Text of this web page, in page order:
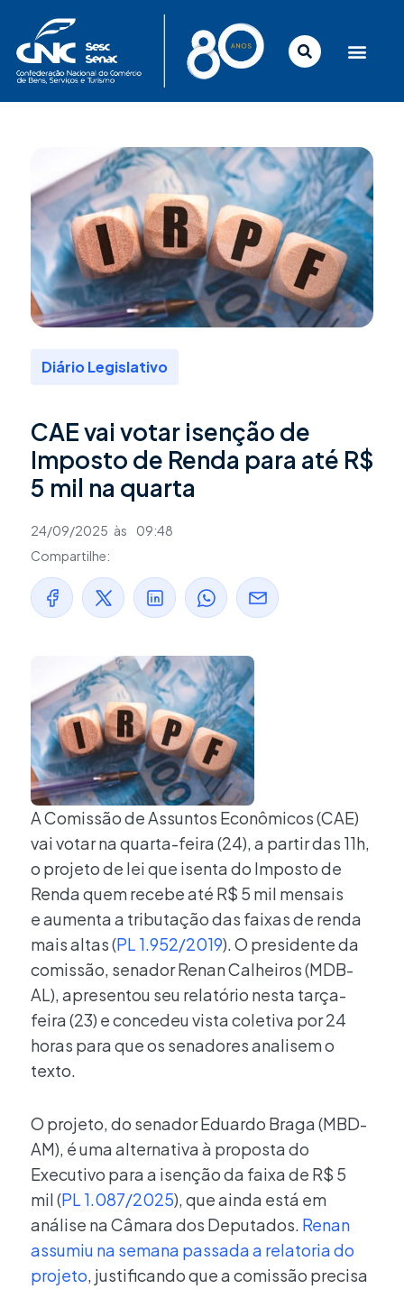
conteúdo
Diário Legislativo
CAE vai votar isenção de
Imposto de Renda para até R$
5 mil na quarta
24/09/2025 às
09:48
Compartilhe:
A Comissão de Assuntos Econômicos (CAE)
vai votar na quarta-feira (24), a partir das 11h,
o projeto de lei que isenta do Imposto de
Renda quem recebe até R$ 5 mil mensais
e aumenta a tributação das faixas de renda
mais altas (PL 1.952/2019). O presidente da
comissão, senador Renan Calheiros (MDB-
AL), apresentou seu relatório nesta tarça-
feira (23) e concedeu vista coletiva por 24
horas para que os senadores analisem o
texto.
O projeto, do senador Eduardo Braga (MBD-
AM), é uma alternativa à proposta do
Executivo para a isenção da faixa de R$ 5
mil (PL 1.087/2025), que ainda está em
análise na Câmara dos Deputados. Renan
assumiu na semana passada a relatoria do
projeto, justificando que a comissão precisa